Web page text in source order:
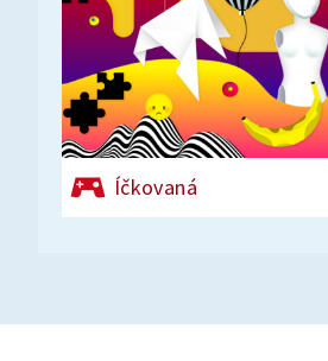
Íčkovaná